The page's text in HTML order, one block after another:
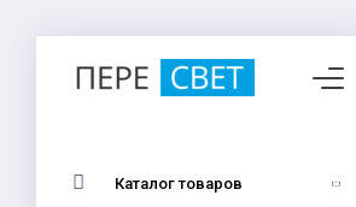
Каталог товаров